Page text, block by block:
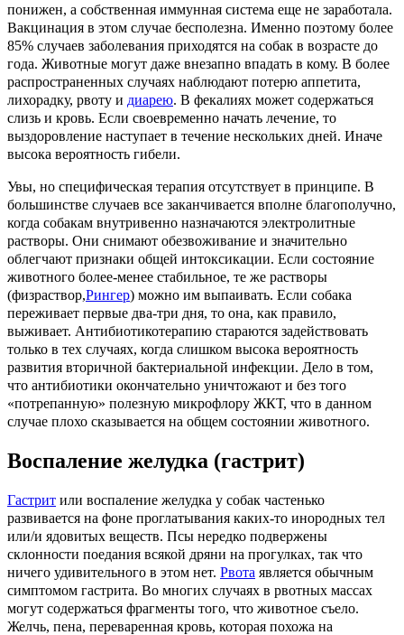
понижен, а собственная иммунная система еще не заработала.
Вакцинация в этом случае бесполезна. Именно поэтому более
85% случаев заболевания приходятся на собак в возрасте до
года. Животные могут даже внезапно впадать в кому. В более
распространенных случаях наблюдают потерю аппетита,
лихорадку, рвоту и диарею. В фекалиях может содержаться
слизь и кровь. Если своевременно начать лечение, то
выздоровление наступает в течение нескольких дней. Иначе
высока вероятность гибели.
Увы, но специфическая терапия отсутствует в принципе. В
большинстве случаев все заканчивается вполне благополучно,
когда собакам внутривенно назначаются электролитные
растворы. Они снимают обезвоживание и значительно
облегчают признаки общей интоксикации. Если состояние
животного более-менее стабильное, те же растворы
(физраствор,Рингер) можно им выпаивать. Если собака
переживает первые два-три дня, то она, как правило,
выживает. Антибиотикотерапию стараются задействовать
только в тех случаях, когда слишком высока вероятность
развития вторичной бактериальной инфекции. Дело в том,
что антибиотики окончательно уничтожают и без того
«потрепанную» полезную микрофлору ЖКТ, что в данном
случае плохо сказывается на общем состоянии животного.
Воспаление желудка (гастрит)
Гастрит или воспаление желудка у собак частенько
развивается на фоне проглатывания каких-то инородных тел
или/и ядовитых веществ. Псы нередко подвержены
склонности поедания всякой дряни на прогулках, так что
ничего удивительного в этом нет. Рвота является обычным
симптомом гастрита. Во многих случаях в рвотных массах
могут содержаться фрагменты того, что животное съело.
Желчь, пена, переваренная кровь, которая похожа на